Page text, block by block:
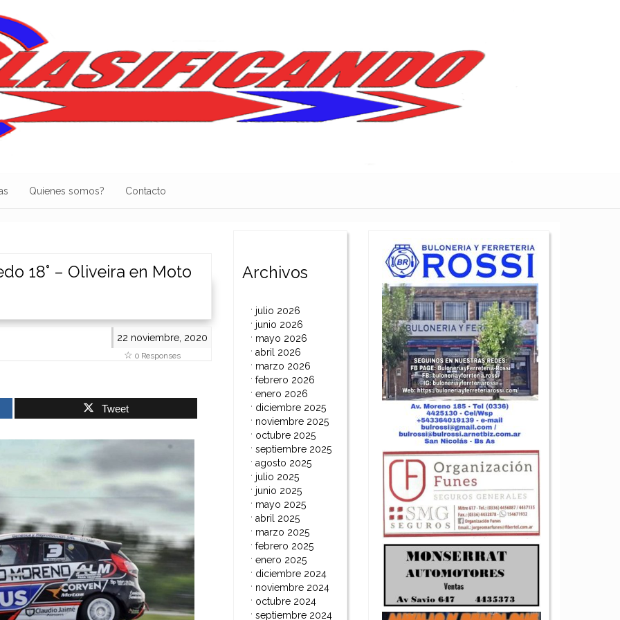
Quienes somos? Contacto
18° – Oliveira en Moto
22 noviembre, 2020
0 Responses
Tweet
Archivos
julio 2026
junio 2026
mayo 2026
abril 2026
marzo 2026
febrero 2026
enero 2026
diciembre 2025
noviembre 2025
octubre 2025
septiembre 2025
agosto 2025
julio 2025
junio 2025
mayo 2025
abril 2025
marzo 2025
febrero 2025
enero 2025
diciembre 2024
noviembre 2024
octubre 2024
septiembre 2024